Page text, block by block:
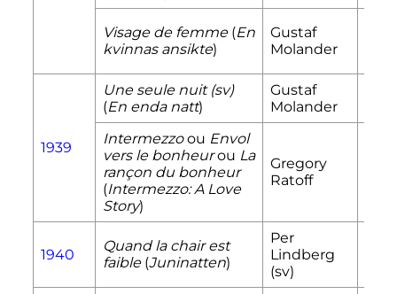
Visage de femme(En
kvinnas ansikte)
Gustaf
Molander
1939
Une seule nuit (sv)
(En enda natt)
Gustaf
Molander
Intermezzoou Envol
vers le bonheurou La
rançon du bonheur
(Intermezzo: A Love
Story)
Gregory
Ratoff
1940
Quand la chair est
faible(Juninatten)
Per
Lindberg
(sv)